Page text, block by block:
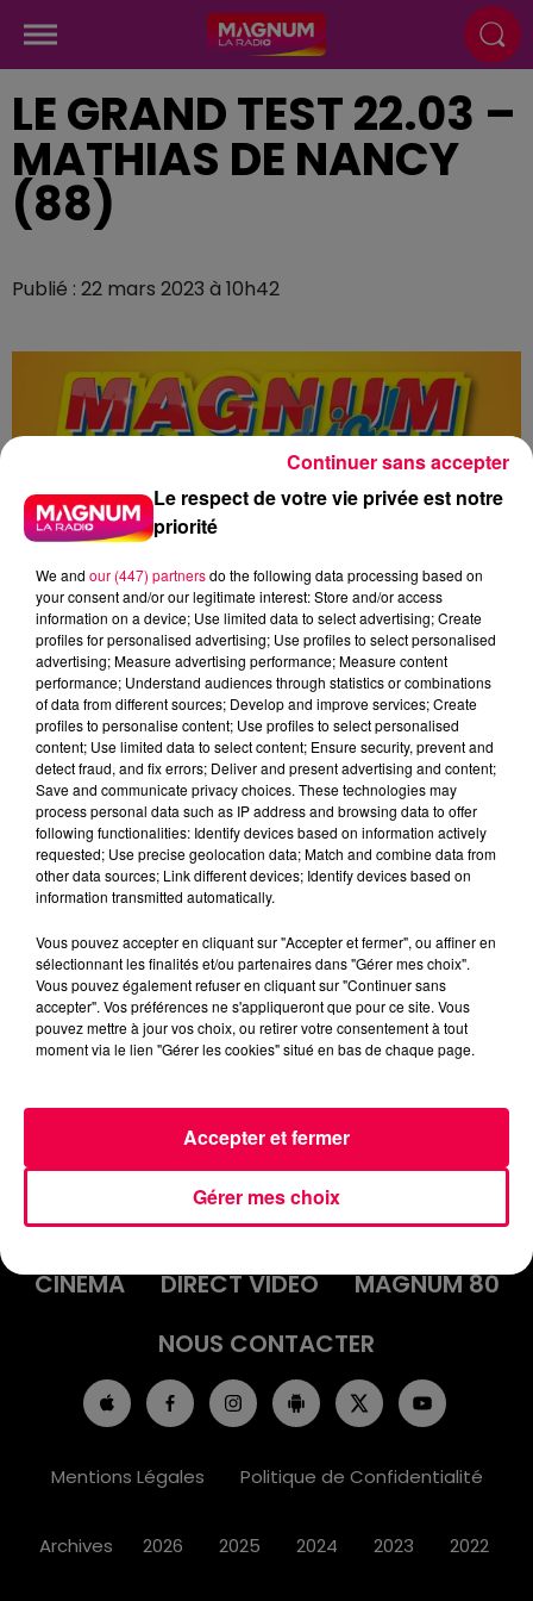
LE GRAND TEST 22.03 –
MATHIAS DE NANCY
(88)
Publié : 22 mars 2023 à 10h42
podcasts/2023/03/Le-Grand-Test-22.03-–-Mathias-
ACCUEIL INFOS
EMISSIONS
AGENDA
JEUX
PODCASTS
CINÉMA
DIRECT VIDÉO
MAGNUM 80
NOUS CONTACTER
Mentions Légales Politique de Confidentialité
Archives 2026 2025 2024 2023 2022
Le respect de votre vie privée est notre
priorité
We and our (447) partnersdo the following data processing based on
your consent and/or our legitimate interest: Store and/or access
information on a device; Use limited data to select advertising; Create
profiles for personalised advertising; Use profiles to select personalised
advertising; Measure advertising performance; Measure content
performance; Understand audiences through statistics or combinations
of data from different sources; Develop and improve services; Create
profiles to personalise content; Use profiles to select personalised
content; Use limited data to select content; Ensure security, prevent and
detect fraud, and fix errors; Deliver and present advertising and content;
Save and communicate privacy choices. These technologies may
process personal data such as IP address and browsing data to offer
following functionalities: Identify devices based on information actively
requested; Use precise geolocation data; Match and combine data from
other data sources; Link different devices; Identify devices based on
information transmitted automatically.
Vous pouvez accepter en cliquant sur "Accepter et fermer", ou affiner en
sélectionnant les finalités et/ou partenaires dans "Gérer mes choix".
Vous pouvez également refuser en cliquant sur "Continuer sans
accepter". Vos préférences ne s'appliqueront que pour ce site. Vous
pouvez mettre à jour vos choix, ou retirer votre consentement à tout
moment via le lien "Gérer les cookies" situé en bas de chaque page.
Gérer mes choix
Accepter et fermer
Continuer sans accepter